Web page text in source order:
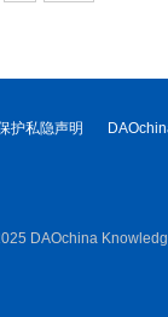
护私隐声明
DAOchina